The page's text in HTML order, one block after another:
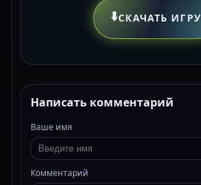
⬇️СКАЧАТЬ ИГРУ
Написать комментарий
Ваше имя
Комментарий